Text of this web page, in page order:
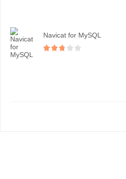
Navicat for MySQL